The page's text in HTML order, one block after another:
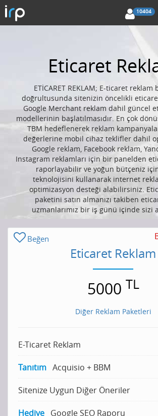
10404
Eticaret
ETİCARET REKLAM; E-ticaret
doğrultusunda sitenizin öncelikli
Google Merchant reklam dahil güncel
modellerinin başlatılmasıdır. En çok
TBM hedeflenerek reklam
değerlerine mobil cihaz teklifler dahil
Google reklam, Facebook reklam,
Instagram reklamları için bir panelden
raporlayabilir ve yoğun bütçeniz
teknolojisini kullanarak internet
optimizasyon desteği alabilirsiniz.
paketini satın almanızı takiben
uzmanlarımız bir iş günü içinde sizi
Beğen
Eticaret Reklam
5000 TL
Diğer Reklam Paketleri
E-Ticaret Reklam
Tanıtım Acquisio + BBM
Sitenize Uygun Diğer Öneriler
Hediye Google SEO Raporu